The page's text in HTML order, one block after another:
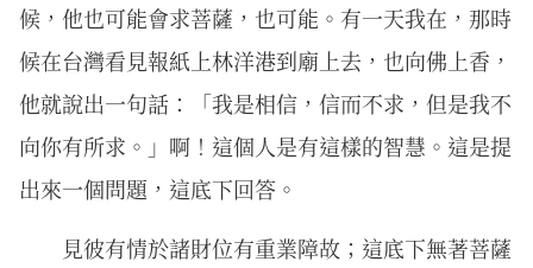
候，他也可能會求菩薩，也可能。有一天我在，那時
候在台灣看見報紙上林洋港到廟上去，也向佛上香，
他就說出一句話：「我是相信，信而不求，但是我不
向你有所求。」啊！這個人是有這樣的智慧。這是提
出來一個問題，這底下回答。
見彼有情於諸財位有重業障故；這底下無著菩薩